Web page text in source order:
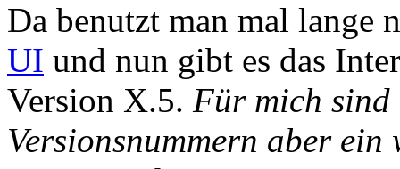
Da benutzt man mal lange
UI und nun gibt es das
Version X.5. Für mich sind
Versionsnummern aber ein